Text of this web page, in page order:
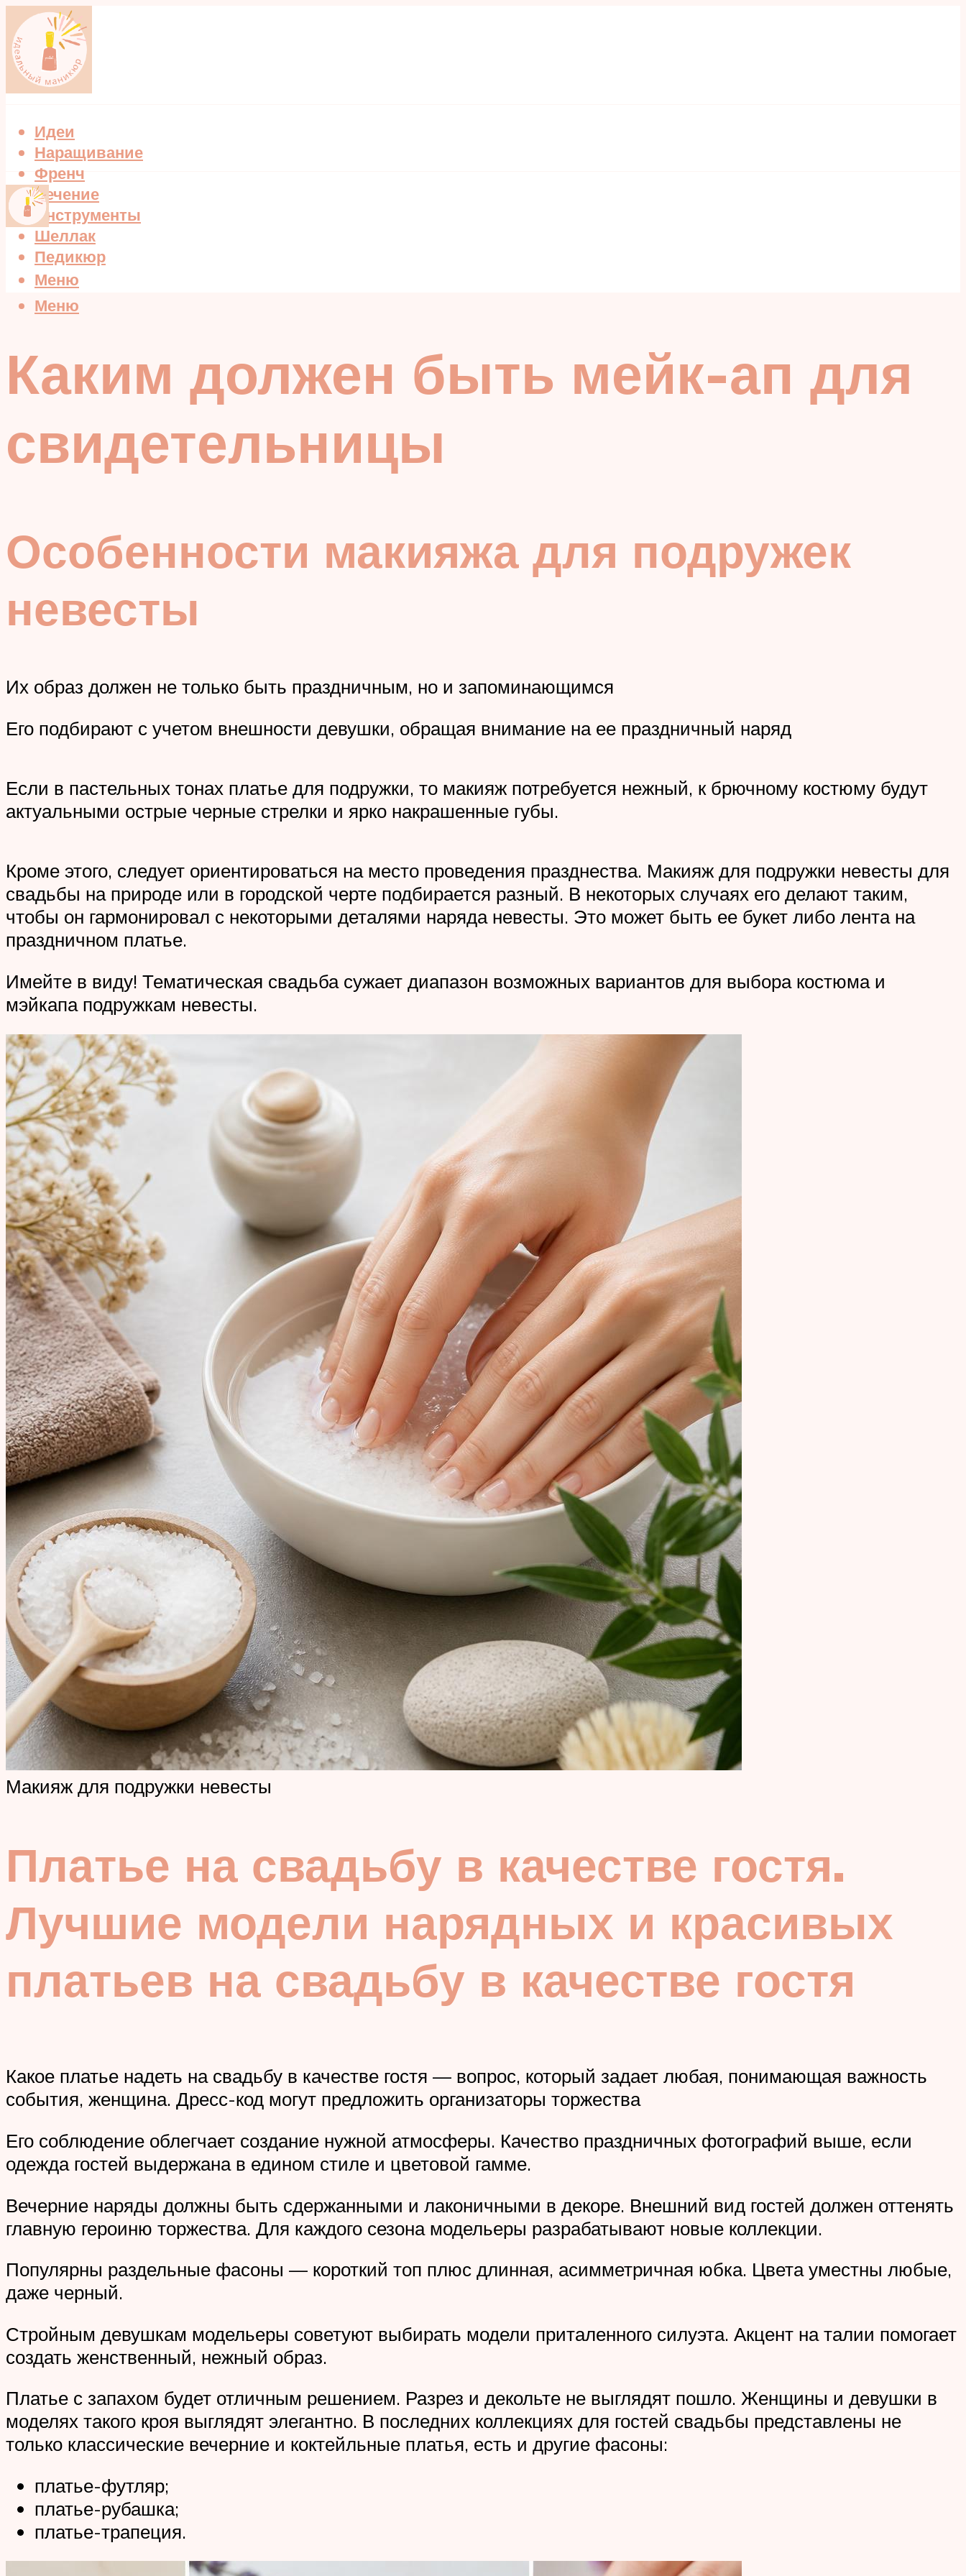
Идеи
Наращивание
Френч
Лечение
Инструменты
Шеллак
Педикюр
Меню
Меню
Каким должен быть мейк-ап для
свидетельницы
Особенности макияжа для подружек
невесты
Их образ должен не только быть праздничным, но и запоминающимся
Его подбирают с учетом внешности девушки, обращая внимание на ее праздничный наряд
Если в пастельных тонах платье для подружки, то макияж потребуется нежный, к брючному костюму будут
актуальными острые черные стрелки и ярко накрашенные губы.
Кроме этого, следует ориентироваться на место проведения празднества. Макияж для подружки невесты для
свадьбы на природе или в городской черте подбирается разный. В некоторых случаях его делают таким,
чтобы он гармонировал с некоторыми деталями наряда невесты. Это может быть ее букет либо лента на
праздничном платье.
Имейте в виду! Тематическая свадьба сужает диапазон возможных вариантов для выбора костюма и
мэйкапа подружкам невесты.
Макияж для подружки невесты
Платье на свадьбу в качестве гостя.
Лучшие модели нарядных и красивых
платьев на свадьбу в качестве гостя
Какое платье надеть на свадьбу в качестве гостя — вопрос, который задает любая, понимающая важность
события, женщина. Дресс-код могут предложить организаторы торжества
Его соблюдение облегчает создание нужной атмосферы. Качество праздничных фотографий выше, если
одежда гостей выдержана в едином стиле и цветовой гамме.
Вечерние наряды должны быть сдержанными и лаконичными в декоре. Внешний вид гостей должен оттенять
главную героиню торжества. Для каждого сезона модельеры разрабатывают новые коллекции.
Популярны раздельные фасоны — короткий топ плюс длинная, асимметричная юбка. Цвета уместны любые,
даже черный.
Стройным девушкам модельеры советуют выбирать модели приталенного силуэта. Акцент на талии помогает
создать женственный, нежный образ.
Платье с запахом будет отличным решением. Разрез и декольте не выглядят пошло. Женщины и девушки в
моделях такого кроя выглядят элегантно. В последних коллекциях для гостей свадьбы представлены не
только классические вечерние и коктейльные платья, есть и другие фасоны:
платье-футляр;
платье-рубашка;
платье-трапеция.